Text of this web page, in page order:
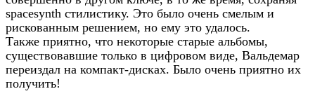
spacesynth стилистику. Это было очень смелым и
рискованным решением, но ему это удалось.
Также приятно, что некоторые старые альбомы,
существовавшие только в цифровом виде, Вальдемар
переиздал на компакт-дисках. Было очень приятно их
получить!